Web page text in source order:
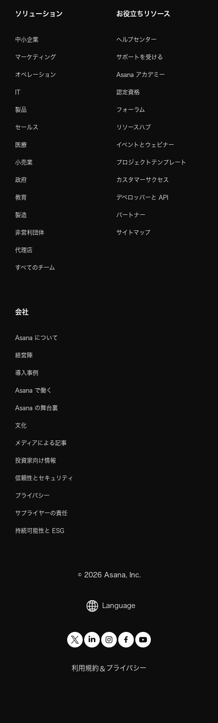
ソリューション
中小企業
マーケティング
オペレーション
製品
セールス
医療
小売業
政府
教育
製造
非営利団体
代理店
すべてのチーム
お役立ちリソース
ヘルプセンター
サポートを受ける
Asana アカデミー
認定資格
フォーラム
リソースハブ
イベントとウェビナー
プロジェクトテンプレート
カスタマーサクセス
デベロッパーと API
パートナー
サイトマップ
会社
Asana について
経営陣
導入事例
Asana で働く
Asana の舞台裏
文化
メディアによる記事
投資家向け情報
信頼性とセキュリティ
プライバシー
サプライヤーの責任
持続可能性と ESG
© 2026Asana, Inc.
Language
利用規約 & プライバシー